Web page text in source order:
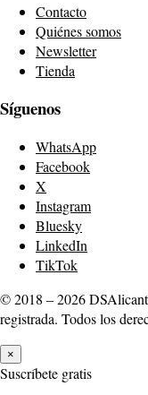
Contacto
Quiénes somos
Newsletter
Tienda
Síguenos
WhatsApp
Facebook
X
Instagram
Bluesky
LinkedIn
TikTok
© 2018 – 2026
registrada. Todos los
×
Suscríbete gratis